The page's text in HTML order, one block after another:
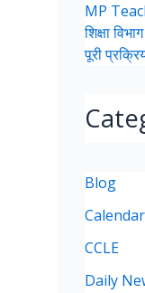
MP
शिक्षा
पूरी
Blog
CCLE
Daily